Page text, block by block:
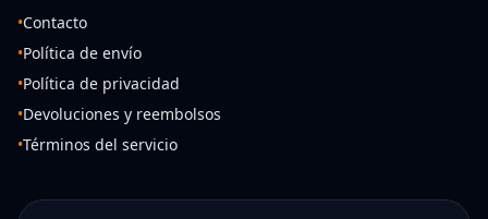
•Contacto
•Política de envío
•Política de privacidad
•Devoluciones y reembolsos
•Términos del servicio